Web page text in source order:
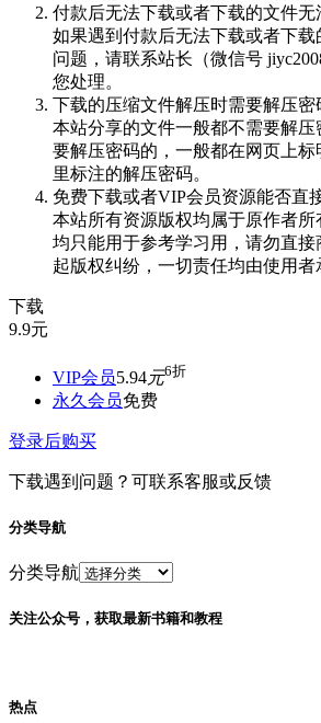
付款后无法下载或者下载的文件无
如果遇到付款后无法下载或者下
问题，请联系站长（微信号
您处理。
下载的压缩文件解压时需要解压密
本站分享的文件一般都不需要解
要解压密码的，一般都在网页上
里标注的解压密码。
免费下载或者VIP会员资源能否直
本站所有资源版权均属于原作者
均只能用于参考学习用，请勿直接
起版权纠纷，一切责任均由使用者
下载
9.9元
VIP会员5.94元6折
永久会员免费
登录后购买
下载遇到问题？可联系客服或反馈
分类导航
分类导航
关注公众号，获取最新书籍和教程
热点